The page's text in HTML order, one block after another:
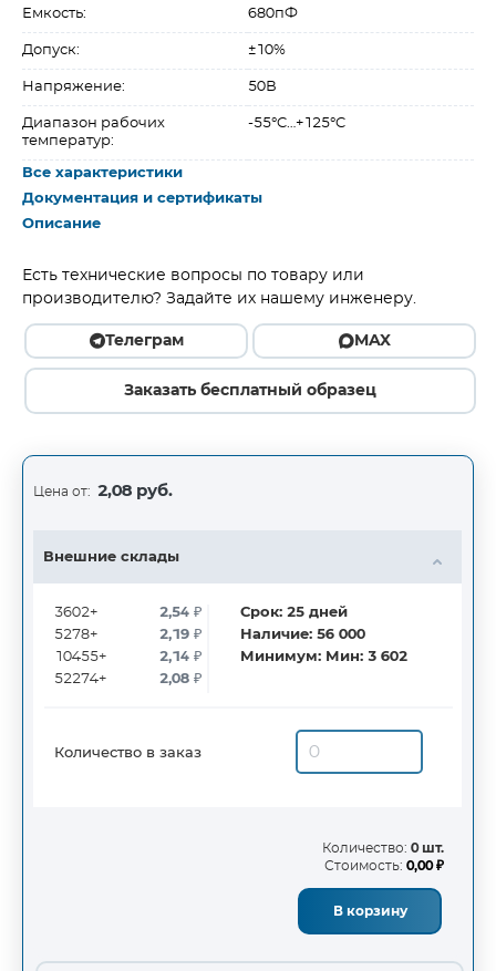
Емкость: 680пФ
Допуск: ±10%
Напряжение: 50В
Диапазон рабочих
температур:
-55°C…+125°C
Все характеристики
Документация и сертификаты
Описание
Есть технические вопросы по товару или
производителю? Задайте их нашему инженеру.
Телеграм MAX
Заказать бесплатный образец
Цена от: 2,08 руб.
Внешние склады
3602+
5278+
10455+
52274+
2,54₽
2,19₽
2,14₽
2,08₽
Срок:25дней
Наличие:56 000
Минимум: Мин: 3 602
Количество в заказ
Количество: 0 шт.
Стоимость: 0,00 ₽
В корзину